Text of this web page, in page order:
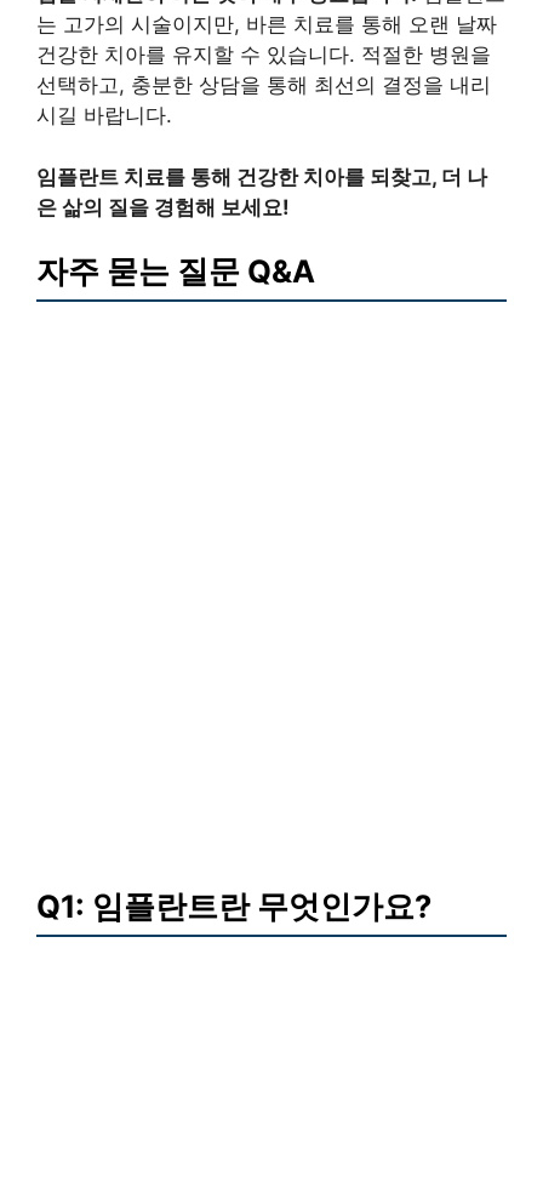
는 고가의 시술이지만, 바른 치료를 통해 오랜 날짜
건강한 치아를 유지할 수 있습니다. 적절한 병원을
선택하고, 충분한 상담을 통해 최선의 결정을 내리
시길 바랍니다.
임플란트 치료를 통해 건강한 치아를 되찾고, 더 나
은 삶의 질을 경험해 보세요!
자주 묻는 질문 Q&A
Q1: 임플란트란 무엇인가요?